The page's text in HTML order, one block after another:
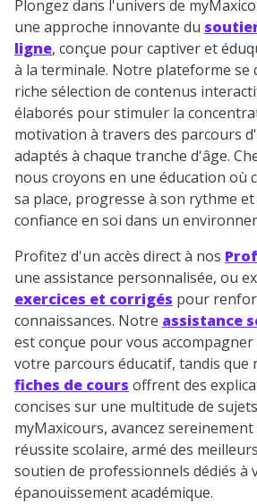
Plongez dans l'univers de
une approche innovante du
ligne, conçue pour captiver et
à la terminale. Notre plateforme se
riche sélection de contenus
élaborés pour stimuler la
motivation à travers des parcours
adaptés à chaque tranche d'âge.
nous croyons en une éducation où
sa place, progresse à son rythme
confiance en soi dans un
Profitez d'un accès direct à nos
une assistance personnalisée, ou
exercices et corrigés pour
connaissances. Notre assistance
est conçue pour vous accompagner
votre parcours éducatif, tandis que
fiches de cours offrent des
concises sur une multitude de
myMaxicours, avancez
réussite scolaire, armé des
soutien de professionnels dédiés à
épanouissement académique.
J’accepte de recevoir les
communications de la
myMaxicours.
Votre adresse e-mail sera
vous envoyer notre newsletter.
désinscrire à tout moment, à
désinscription présent dans chaque
en savoir plus sur la gestion de vos
personnelles et pour exercer vos